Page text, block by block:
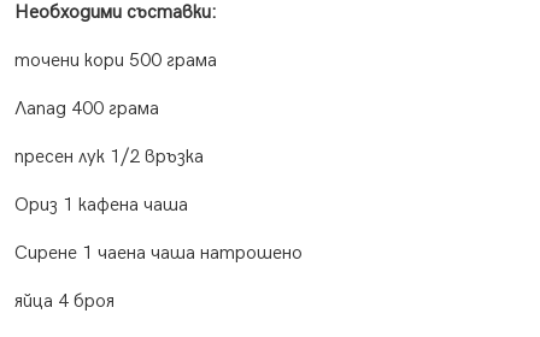
Необходими съставки:
точени кори 500 грама
Лапад 400 грама
пресен лук 1/2 връзка
Ориз 1 кафена чаша
Сирене 1 чаена чаша натрошено
яйца 4 броя